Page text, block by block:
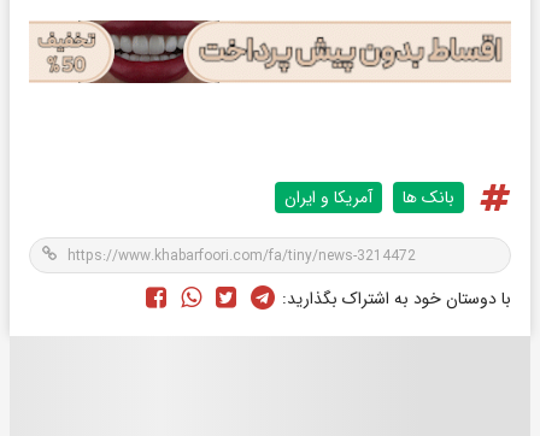
بانک ها آمریکا و ایران
با دوستان خود به اشتراک بگذارید: